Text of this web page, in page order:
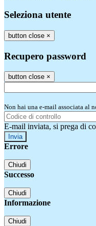
Seleziona utente
button close ×
Recupero password
button close ×
Non hai una e-mail associata al
E-mail inviata, si prega di
Errore
Chiudi
Successo
Chiudi
Informazione
Chiudi